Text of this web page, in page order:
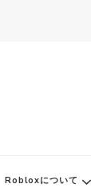
Robloxについて